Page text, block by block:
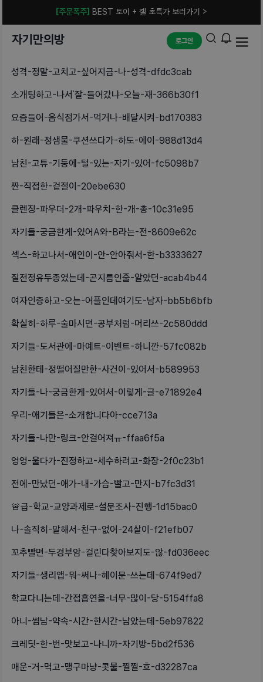
[주문폭주] BEST 토이 + 젤 초특가 보러가기 >
자기만의방 로그인
성격-정말-고치고-싶어지금-나-성격-dfdc3cab
소개팅하고-나서‘잘-들어갔냐-오늘-재-366b30f1
요즘들어-음식점가서-먹거나-배달시켜-bd170383
하-원래-정샘물-쿠션쓰다가-하도-에이-988d13d4
남친-고튜-기둥에-털-있는-자기-있어-fc5098b7
짠-직접한-겉절이-20ebe630
클렌징-파우더-2개-파우치-한-개-총-10c31e95
자기들-궁금한게-있어A와-B라는-전-8609e62c
섹스-하고나서-애인이-안-안아줘서-한-b3333627
질전정유두종였는데-곤지름인줄-알았던-acab4b44
여자인증하고-오는-어플인데여기도-남자-bb5b6bfb
확실히-하루-술마시면-공부처럼-머리쓰-2c580ddd
자기들-도서관에-마예트-이벤트-하니깐-57fc082b
남친한테-정떨어질만한-사건이-있어서-b589953
자기들-나-궁금한게-있어서-이렇게-글-e71892e4
우리-애기들은-소개합니다아-cce713a
자기들-나만-링크-안걸어져ㅠ-ffaa6f5a
엉엉-울다가-진정하고-세수하려고-화장-2f0c23b1
전에-만났던-애가-내-가슴-빨고-만지-b7fc3d31
🚨급-학교-교양과제로-설문조사-진행-1d15bac0
나-솔직히-말해서-친구-없어-24살이-f21efb07
꼬추빨면-두경부암-걸린다찾아보지도-않-fd036eec
자기들-생리앱-뭐-써나-헤이문-쓰는데-674f9ed7
학교다니는데-간접흡연을-너무-많이-당-5154ffa8
아니-썸남-약속-시간-한시간-남았는데-5eb97822
크레딧-한-번-맛보고-나니까-자기방-5bd2f536
매운-거-먹고-맹구마냥-콧물-찔찔-흐-d32287ca